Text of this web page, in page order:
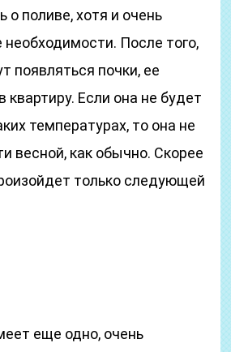
о поливе, хотя и очень
После того,
появляться почки, ее
квартиру. Если она не будет
температурах, то она не
весной, как обычно. Скорее
только следующей
еще одно, очень